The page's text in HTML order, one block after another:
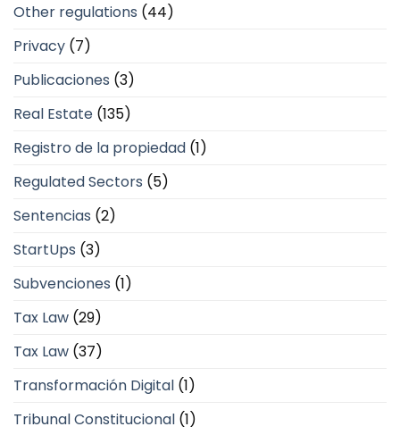
Other regulations (44)
Privacy (7)
Publicaciones (3)
Real Estate (135)
Registro de la propiedad (1)
Regulated Sectors (5)
Sentencias (2)
StartUps (3)
Subvenciones (1)
Tax Law (29)
Tax Law (37)
Transformación Digital (1)
Tribunal Constitucional (1)